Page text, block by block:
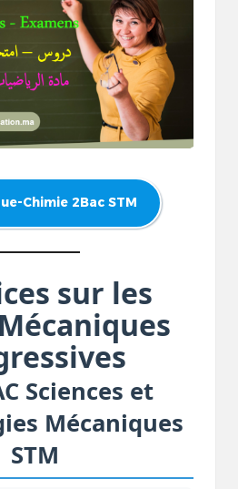
Chimie 2Bac STM
sur les
Sciences et
Mécaniques
STM